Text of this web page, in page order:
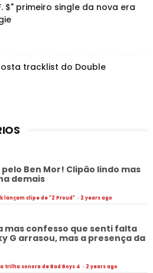
$" primeiro single da nova era
tracklist do Double
Ben Mor! Clipão lindo mas
demais
lançam clipe de "2 Proud" · 2 years ago
mas confesso que senti falta
G arrasou, mas a presença da
trilha sonora de Bad Boys 4 · 2 years ago